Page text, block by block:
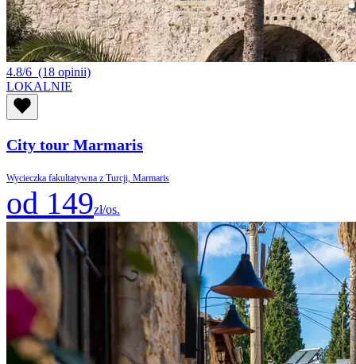
4.8/6 (18 opinii)
LOKALNIE
City tour Marmaris
Wycieczka fakultatywna z Turcji, Marmaris
od 149zł/os.